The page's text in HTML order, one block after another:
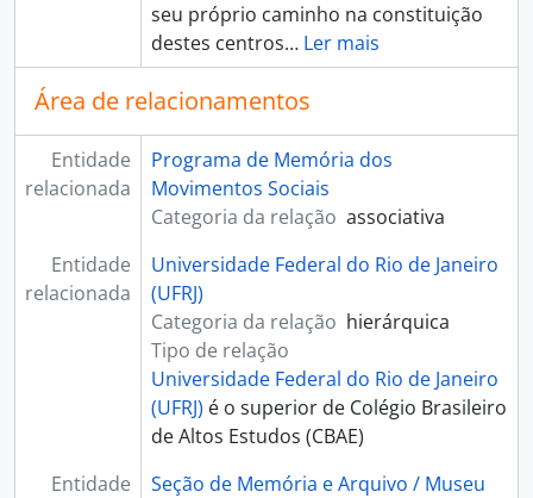
seu próprio caminho na constituição
destes centros… Ler mais
Área de relacionamentos
Entidade
relacionada
Programa de Memória dos
Movimentos Sociais
Categoria da relação associativa
Entidade
relacionada
Universidade Federal do Rio de Janeiro
(UFRJ)
Categoria da relação hierárquica
Tipo de relação
Universidade Federal do Rio de Janeiro
(UFRJ) é o superior de Colégio Brasileiro
de Altos Estudos (CBAE)
Entidade
Seção de Memória e Arquivo / Museu